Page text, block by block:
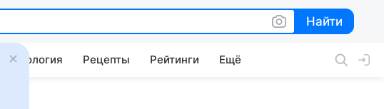
Найти
Найти
Психология Рецепты Рейтинги Ещё